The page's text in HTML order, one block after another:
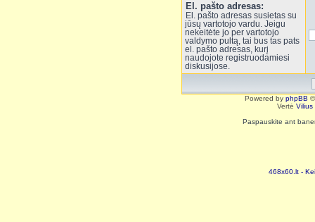
El. pašto adresas:
El. pašto adresas susietas su
jūsų vartotojo vardu. Jeigu
nekeitėte jo per vartotojo
valdymo pultą, tai bus tas pats
el. pašto adresas, kurį
naudojote registruodamiesi
diskusijose.
Powered by phpBB
Vertė Vilius
Paspauskite ant
468x60.lt -